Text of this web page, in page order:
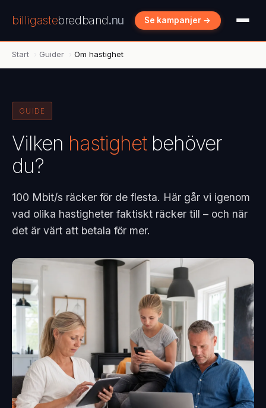
billigastebredband.nu Se kampanjer →
Start Guider Om hastighet
GUIDE
Vilken hastighetbehöver
du?
100 Mbit/s räcker för de flesta. Här går vi igenom
vad olika hastigheter faktiskt räcker till – och när
det är värt att betala för mer.